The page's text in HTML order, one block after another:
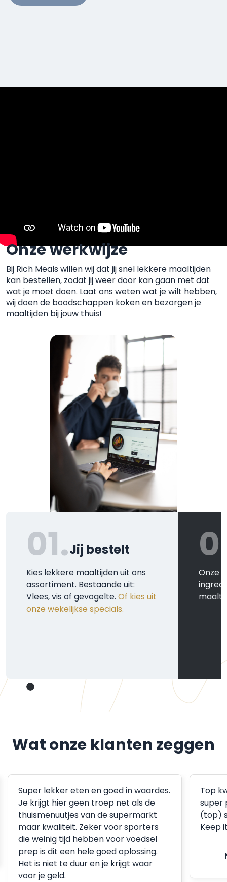
Onze werkwijze
Bij Rich Meals willen wij dat jij snel lekkere maaltijden
kan bestellen, zodat jij weer door kan gaan met dat
wat je moet doen. Laat ons weten wat je wilt hebben,
wij doen de boodschappen kokenen bezorgen je
maaltijden bij jouw thuis!
01.Jij bestelt
Kies lekkere maaltijden uit ons
assortiment. Bestaande uit:
Vlees, vis of gevogelte. Of kies uit
onze wekelijkse specials.
Onze
Wat onze klanten zeggen
Super lekker eten en goed in waardes.
Je krijgt hier geen troep net als de
thuismenuutjes van de supermarkt
maar kwaliteit. Zeker voor sporters
die weinig tijd hebben voor voedsel
prep is dit een hele goed oplossing.
Het is niet te duur en je krijgt waar
voor je geld.
Top
super
(top)
Keep